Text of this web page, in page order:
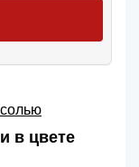
в цвете